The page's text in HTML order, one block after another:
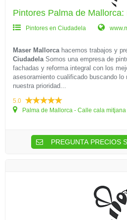
Pintores Palma de
Pintores en Ciudadela
Maser Mallorcahacemos trabajos y
CiudadelaSomos una empresa de
fachadas y reforma integral con los
asesoramiento cualificado buscando
nuestra prioridad...
5.0
Palma de Mallorca - Calle cala
PREGUNTA PRECIOS